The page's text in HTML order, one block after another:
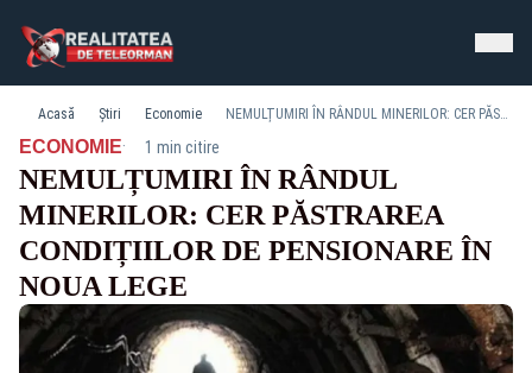
Acasă Știri Economie NEMULȚUMIRI ÎN RÂNDUL MINERILOR: CER PĂSTRAREA CONDIȚIILOR DE PENSIONARE ÎN NOUA LEGE
ECONOMIE· 1 min citire
NEMULȚUMIRI ÎN RÂNDUL
MINERILOR: CER PĂSTRAREA
CONDIȚIILOR DE PENSIONARE ÎN
NOUA LEGE